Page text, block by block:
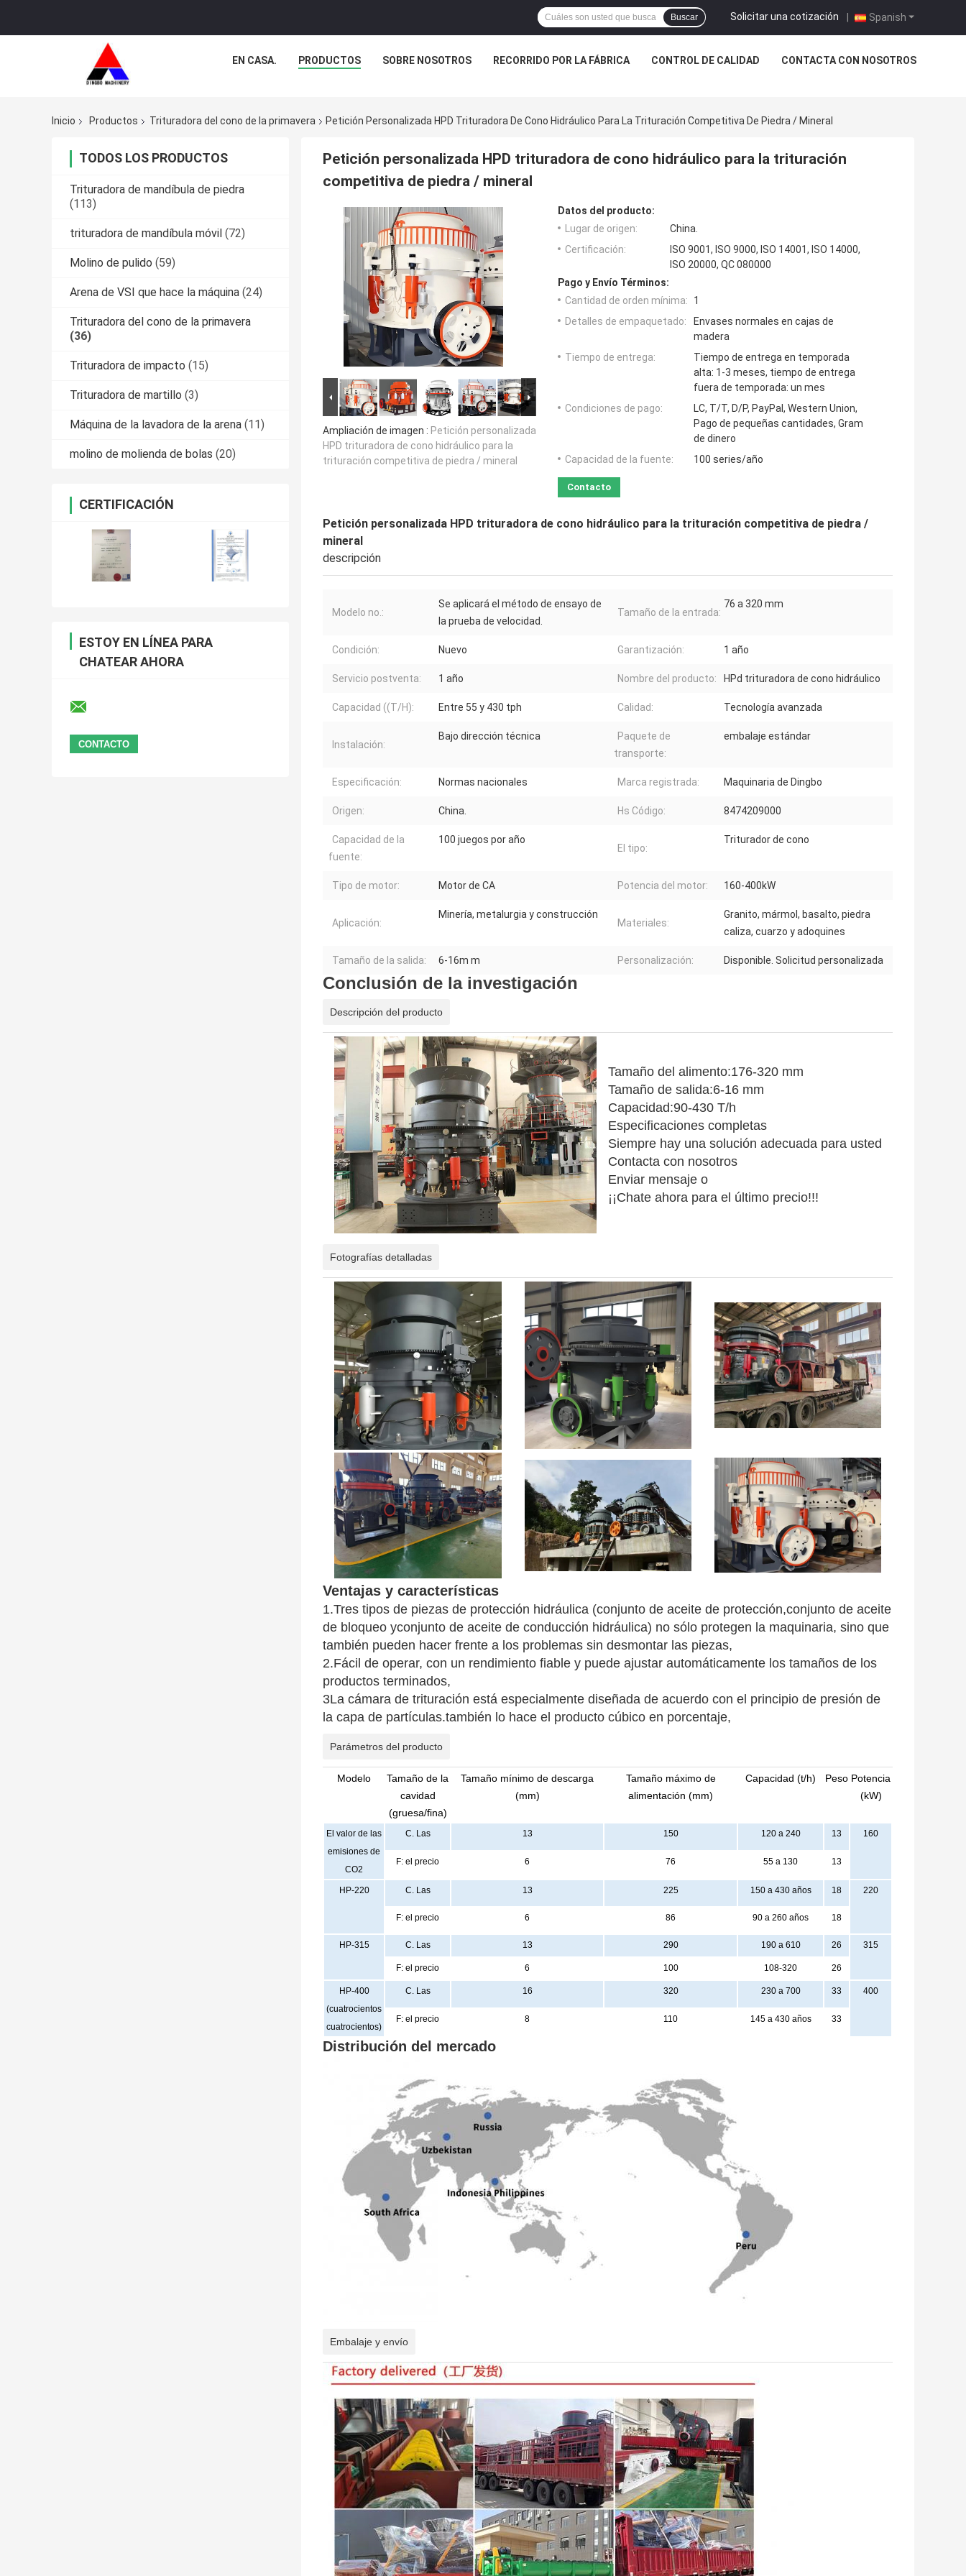
Spanish
Solicitar una cotización |
Buscar
EN CASA. PRODUCTOS SOBRE NOSOTROS RECORRIDO POR LA FÁBRICA CONTROL DE CALIDAD CONTACTA CON NOSOTROS
Inicio Productos Trituradora del cono de la primavera Petición Personalizada HPD Trituradora De Cono Hidráulico Para La Trituración Competitiva De Piedra / Mineral
TODOS LOS PRODUCTOS
Trituradora de mandíbula de piedra
(113)
trituradora de mandíbula móvil (72)
Molino de pulido (59)
Arena de VSI que hace la máquina (24)
Trituradora del cono de la primavera
(36)
Trituradora de impacto (15)
Trituradora de martillo (3)
Máquina de la lavadora de la arena (11)
molino de molienda de bolas (20)
CERTIFICACIÓN
ESTOY EN LÍNEA PARA
CHATEAR AHORA
Petición personalizada HPD trituradora de cono hidráulico para la trituración
competitiva de piedra / mineral
Ampliación de imagen : Petición personalizada
HPD trituradora de cono hidráulico para la
trituración competitiva de piedra / mineral
Datos del producto:
Lugar de origen:
China.
Certificación:
ISO 9001, ISO 9000, ISO 14001, ISO 14000,
ISO 20000, QC 080000
Pago y Envío Términos:
Cantidad de orden mínima:
1
Detalles de empaquetado:
Envases normales en cajas de
madera
Tiempo de entrega:
Tiempo de entrega en temporada
alta: 1-3 meses, tiempo de entrega
fuera de temporada: un mes
Condiciones de pago:
LC, T/T, D/P, PayPal, Western Union,
Pago de pequeñas cantidades, Gram
de dinero
Capacidad de la fuente:
100 series/año
Contacto
Petición personalizada HPD trituradora de cono hidráulico para la trituración competitiva de piedra /
mineral
descripción
Modelo no.:
Se aplicará el método de ensayo de
la prueba de velocidad.
Tamaño de la entrada:
76 a 320 mm
Condición: Nuevo Garantización: 1 año
Servicio postventa: 1 año Nombre del producto: HPd trituradora de cono hidráulico
Capacidad ((T/H): Entre 55 y 430 tph Calidad: Tecnología avanzada
Instalación:
Bajo dirección técnica
Paquete de
transporte:
embalaje estándar
Especificación: Normas nacionales Marca registrada: Maquinaria de Dingbo
Origen: China. Hs Código: 8474209000
Capacidad de la
fuente:
100 juegos por año
El tipo:
Triturador de cono
Tipo de motor: Motor de CA Potencia del motor: 160-400kW
Aplicación:
Minería, metalurgia y construcción
Materiales:
Granito, mármol, basalto, piedra
caliza, cuarzo y adoquines
Tamaño de la salida: 6-16m m Personalización: Disponible. Solicitud personalizada
Conclusión de la investigación
Descripción del producto
Tamaño del alimento:176-320 mm
Tamaño de salida:6-16 mm
Capacidad:90-430 T/h
Especificaciones completas
Siempre hay una solución adecuada para usted
Contacta con nosotros
Enviar mensaje o
¡¡Chate ahora para el último precio!!!
Fotografías detalladas
Ventajas y características
1.Tres tipos de piezas de protección hidráulica (conjunto de aceite de protección,conjunto de aceite
de bloqueo yconjunto de aceite de conducción hidráulica) no sólo protegen la maquinaria, sino que
también pueden hacer frente a los problemas sin desmontar las piezas,
2.Fácil de operar, con un rendimiento fiable y puede ajustar automáticamente los tamaños de los
productos terminados,
3La cámara de trituración está especialmente diseñada de acuerdo con el principio de presión de
la capa de partículas.también lo hace el producto cúbico en porcentaje,
Parámetros del producto
Modelo
Tamaño de la
cavidad
(gruesa/fina)
Tamaño mínimo de descarga
(mm)
Tamaño máximo de
alimentación (mm)
Capacidad (t/h) Peso Potencia
(kW)
El valor de las
emisiones de
CO2
C. Las 13 150 120 a 240 13 160
F: el precio 6 76 55 a 130 13
HP-220 C. Las 13 225 150 a 430 años 18 220
F: el precio 6 86 90 a 260 años 18
HP-315 C. Las 13 290 190 a 610 26 315
F: el precio 6 100 108-320 26
HP-400
(cuatrocientos
cuatrocientos)
C. Las 16 320 230 a 700 33 400
F: el precio 8 110 145 a 430 años 33
Distribución del mercado
Embalaje y envío